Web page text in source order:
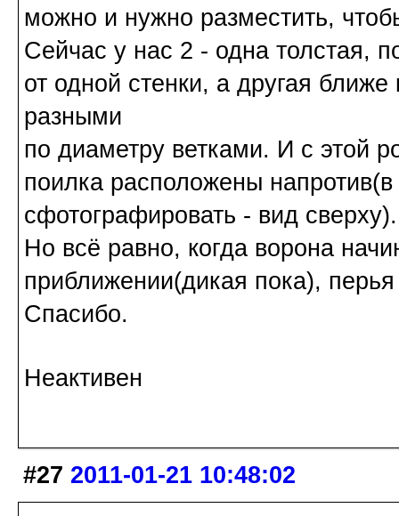
можно и нужно разместить,
Сейчас у нас 2 - одна толстая,
от одной стенки, а другая ближе
разными
по диаметру ветками. И с этой
поилка расположены
сфотографировать - вид сверху).
Но всё равно, когда ворона
приближении(дикая пока),
Спасибо.
Неактивен
#27 2011-01-21 10:48:02